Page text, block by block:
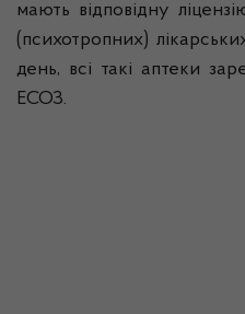
мають відповідну
(психотропних)
день, всі такі аптеки
ЕСОЗ.